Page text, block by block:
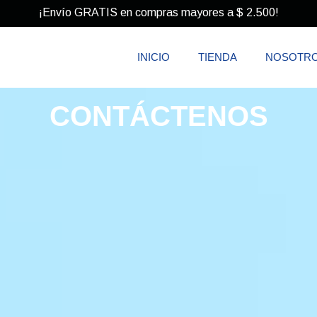
INICIO TIENDA
CONTÁCTENOS
¡Envío GRATIS en compras mayores a $2.500!